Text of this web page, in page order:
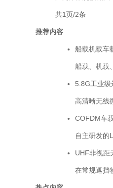
共1页/2条
推荐内容
船载机载车
船载、机载
5.8G工业级
高清晰无线
COFDM车
自主研发的
UHF非视距
在常规遮挡